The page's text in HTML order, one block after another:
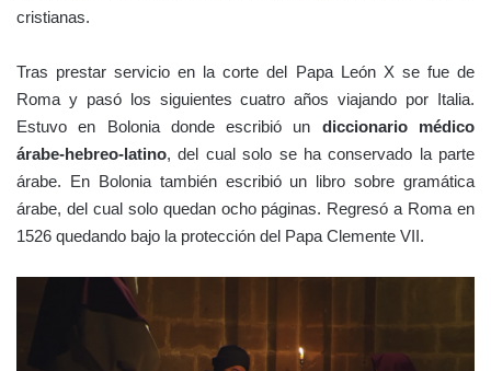
cristianas.
Tras prestar servicio en la corte del Papa León X se fue de
Roma y pasó los siguientes cuatro años viajando por Italia.
Estuvo en Bolonia donde escribió un diccionario médico
árabe-hebreo-latino, del cual solo se ha conservado la parte
árabe. En Bolonia también escribió un libro sobre gramática
árabe, del cual solo quedan ocho páginas. Regresó a Roma en
1526 quedando bajo la protección del Papa Clemente VII.